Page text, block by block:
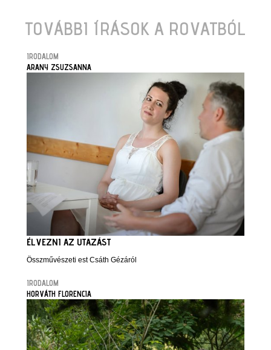
TOVÁBBI ÍRÁSOK A ROVATBÓL
IRODALOM
ARANY ZSUZSANNA
ÉLVEZNI AZ UTAZÁST
Összművészeti est Csáth Gézáról
IRODALOM
HORVÁTH FLORENCIA